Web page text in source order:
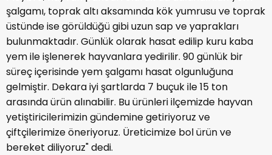
şalgamı, toprak altı aksamında kök yumrusu ve toprak
üstünde ise görüldüğü gibi uzun sap ve yaprakları
bulunmaktadır. Günlük olarak hasat edilip kuru kaba
yem ile işlenerek hayvanlara yedirilir. 90 günlük bir
süreç içerisinde yem şalgamı hasat olgunluğuna
gelmiştir. Dekara iyi şartlarda 7 buçuk ile 15 ton
arasında ürün alınabilir. Bu ürünleri ilçemizde hayvan
yetiştiricilerimizin gündemine getiriyoruz ve
çiftçilerimize öneriyoruz. Üreticimize bol ürün ve
bereket diliyoruz" dedi.